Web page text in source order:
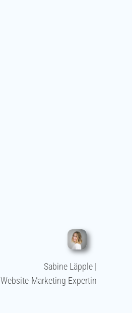
Sabine Läpple |
Website-Marketing Expertin